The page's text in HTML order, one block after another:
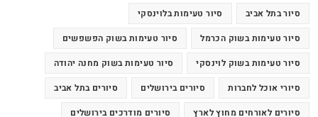
סיור בתל אביב
סיור טעימות בלוינסקי
סיור טעימות בשוק הכרמל
סיור טעימות בשוק הפשפשים
סיור טעימות בשוק לוינסקי
סיור טעימות בשוק מחנה יהודה
סיורי אוכל לחברות
סיורים בירושלים
סיורים בתל אביב
סיורים לאורחים מחוץ לארץ
סיורים מודרכים בירושלים